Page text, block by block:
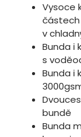
Vysoce
částech
v
Bunda i
s
Bunda i
bundě
Bunda